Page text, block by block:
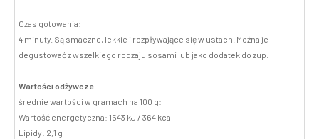
Czas gotowania:
4 minuty. Są smaczne, lekkie i rozpływające się w ustach. Można je
degustować z wszelkiego rodzaju sosami lub jako dodatek do zup.
Wartości odżywcze
średnie wartości w gramach na 100 g:
Wartość energetyczna: 1543 kJ / 364 kcal
Lipidy: 2,1 g